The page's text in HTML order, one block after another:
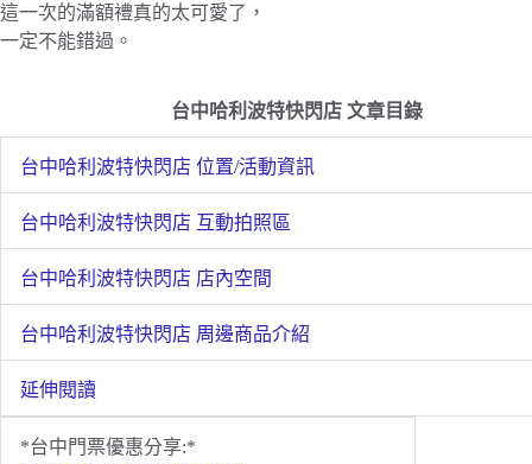
這一次的滿額禮真的太可愛了，
一定不能錯過。
台中哈利波特快閃店 文章目錄
台中哈利波特快閃店 位置/活動資訊
台中哈利波特快閃店 互動拍照區
台中哈利波特快閃店 店內空間
台中哈利波特快閃店 周邊商品介紹
延伸閱讀
*台中門票優惠分享:*